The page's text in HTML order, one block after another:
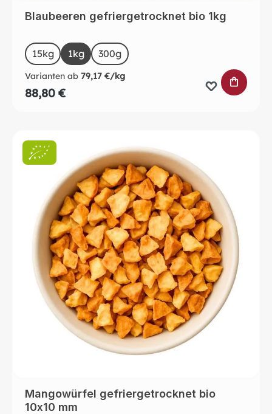
Blaubeeren gefriergetrocknet bio 1kg
Sizeauswählen
15kg 1kg 300g
Varianten ab 79,17 €/kg
88,80 €
IN DEN
Mangowürfel gefriergetrocknet bio
10x10 mm